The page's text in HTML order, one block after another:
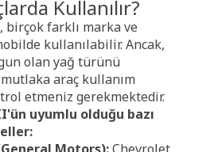
Kullanılır?
birçok farklı marka ve
kullanılabilir. Ancak,
olan yağ türünü
araç kullanım
etmeniz gerekmektedir.
uyumlu olduğu bazı